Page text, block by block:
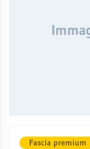
Fascia premium